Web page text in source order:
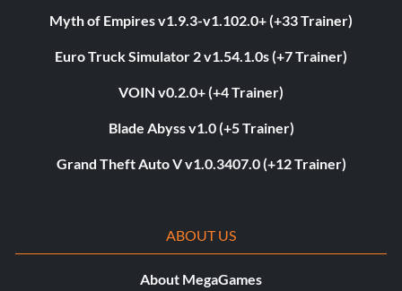
Myth of Empires v1.9.3-v1.102.0+ (+33 Trainer)
Euro Truck Simulator 2 v1.54.1.0s (+7 Trainer)
VOIN v0.2.0+ (+4 Trainer)
Blade Abyss v1.0 (+5 Trainer)
Grand Theft Auto V v1.0.3407.0 (+12 Trainer)
ABOUT US
About MegaGames